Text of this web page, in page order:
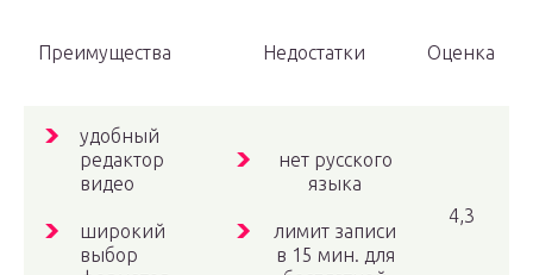
Преимущества Недостатки Оценка
удобный
редактор
видео
широкий
выбор
нет русского
языка
лимит записи
в 15 мин. для
4,3